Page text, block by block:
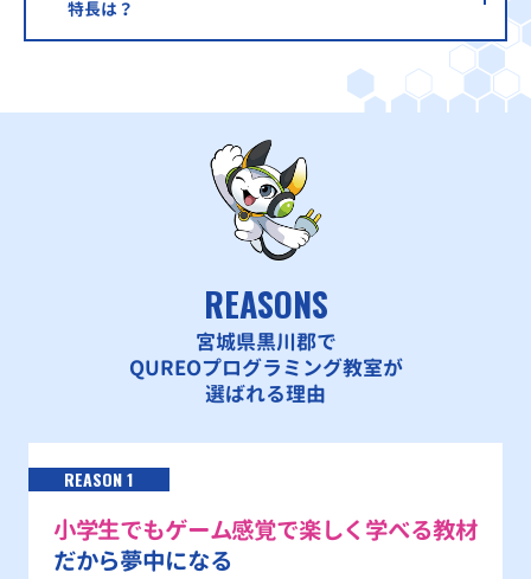
特長は？
REASONS
宮城県黒川郡で
QUREOプログラミング教室が
選ばれる理由
REASON 1
小学生でもゲーム感覚で楽しく学べる教材
だから夢中になる